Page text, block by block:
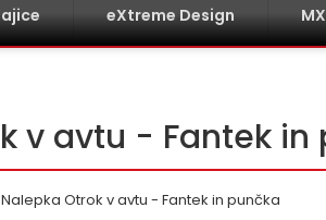
eXtreme Design
v avtu - Fantek in
Nalepka Otrok v avtu - Fantek in punčka